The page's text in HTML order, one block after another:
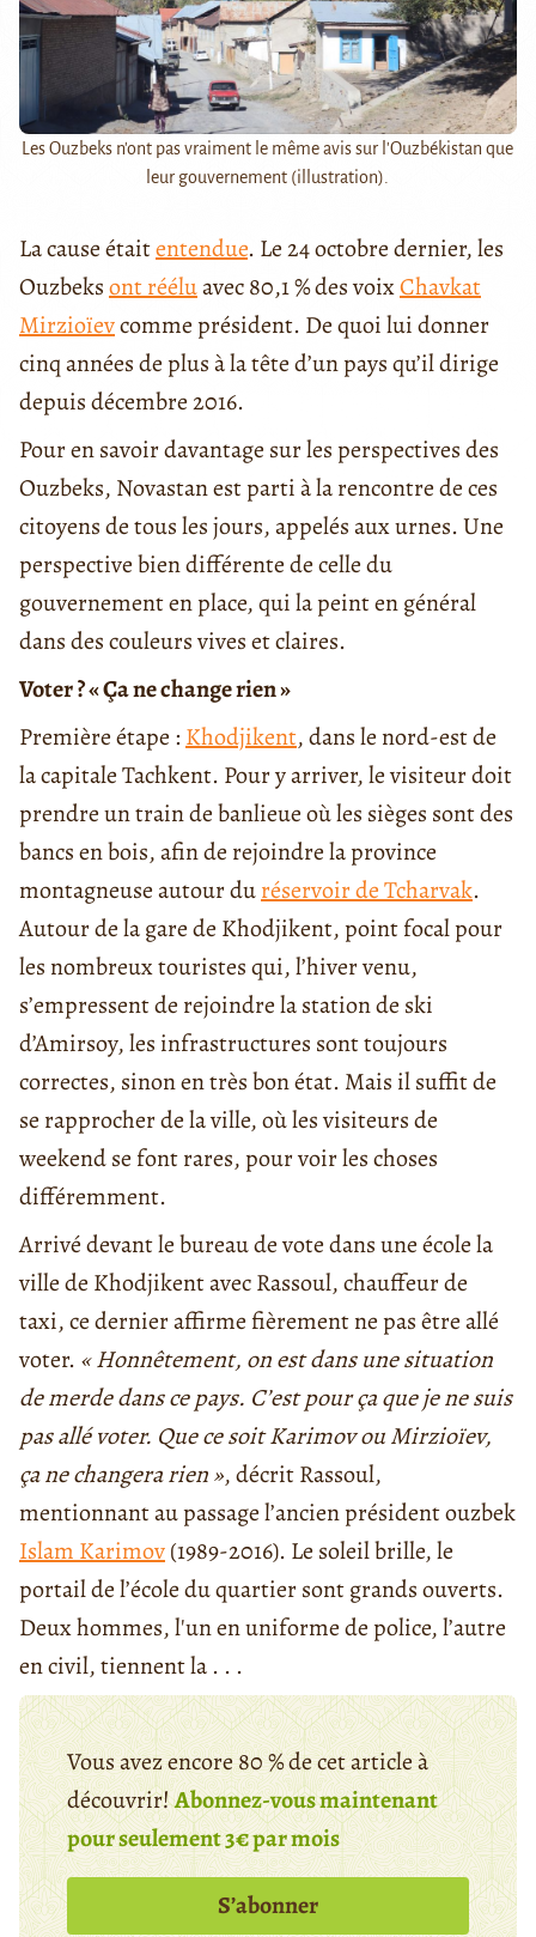
Les Ouzbeks n'ont pas vraiment le même avis sur l'Ouzbékistan que
leur gouvernement (illustration).
La cause étaitentendue. Le 24 octobre dernier, les
Ouzbeksont rééluavec 80,1 % des voixChavkat
Mirzioïevcomme président. De quoi lui donner
cinq années de plus à la tête d’un pays qu’il dirige
depuis décembre 2016.
Pour en savoir davantage sur les perspectives des
Ouzbeks, Novastan est parti à la rencontre de ces
citoyens de tous les jours, appelés aux urnes. Une
perspective bien différente de celle du
gouvernement en place, qui la peint en général
dans des couleurs vives et claires.
Voter ? « Ça ne change rien »
Première étape : Khodjikent, dans le nord-est de
la capitale Tachkent. Pour y arriver, le visiteur doit
prendre un train de banlieue où les sièges sont des
bancs en bois, afin de rejoindre la province
montagneuse autour duréservoir de Tcharvak.
Autour de la gare de Khodjikent, point focal pour
les nombreux touristes qui, l’hiver venu,
s’empressent de rejoindre la station de ski
d’Amirsoy, les infrastructures sont toujours
correctes, sinon en très bon état. Mais il suffit de
se rapprocher de la ville, où les visiteurs de
weekend se font rares, pour voir les choses
différemment.
Arrivé devant le bureau de vote dans une école la
ville de Khodjikent avec Rassoul, chauffeur de
taxi, ce dernier affirme fièrement ne pas être allé
voter. « Honnêtement, on est dans une situation
de merde dans ce pays. C’est pour ça que je ne suis
pas allé voter. Que ce soit Karimov ou Mirzioïev,
ça ne changera rien », décrit Rassoul,
mentionnant au passage l’ancien président ouzbek
Islam Karimov(1989-2016). Le soleil brille, le
portail de l’école du quartier sont grands ouverts.
Deux hommes, l'un en uniforme de police, l’autre
en civil, tiennent la . . .
Vous avez encore 80 % de cet article à
découvrir!Abonnez-vous maintenant
pour seulement 3€ par mois
S’abonner